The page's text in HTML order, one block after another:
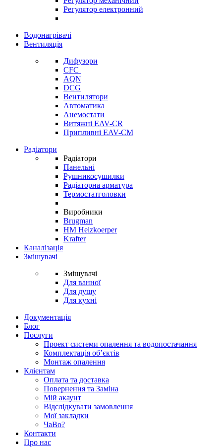
Регулятор електронний
Водонагрівачі
Вентиляція
Дифузори
CFC
AQN
DCG
Вентилятори
Автоматика
Анемостати
Витяжні EAV-CR
Припливні EAV-CM
Радіатори
Радіатори
Панельні
Рушникосушилки
Радіаторна арматура
Термостатголовки
Виробники
Brugman
HM Heizkoerper
Krafter
Каналізація
Змішувачі
Змішувачі
Для ванної
Для душу
Для кухні
Документація
Блог
Послуги
Проект системи опалення та водопостачання
Комплектація об’єктів
Монтаж опалення
Клієнтам
Оплата та доставка
Повернення та Заміна
Мій акаунт
Відслідкувати замовлення
Мої закладки
ЧаВо?
Контакти
Про нас